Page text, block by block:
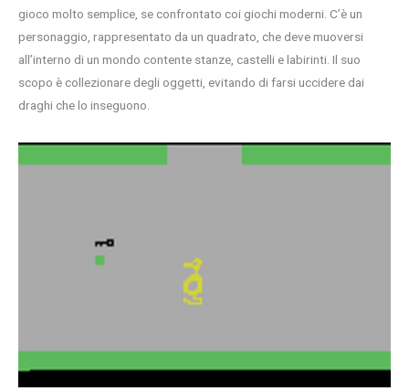
gioco molto semplice, se confrontato coi giochi moderni. C’è un
personaggio, rappresentato da un quadrato, che deve muoversi
all’interno di un mondo contente stanze, castelli e labirinti. Il suo
scopo è collezionare degli oggetti, evitando di farsi uccidere dai
draghi che lo inseguono.